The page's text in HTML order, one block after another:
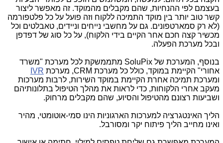
בעצמם לפי ההנחיות, שהם מקבלים מהמוקד. זה מאפשר ליצור
קשר טוב יותר בין מוקד התמיכה ללקוח וזה פועל על כל פלטפורמה
(לא רק סמארטפונים. גם על מחשבי נייחים וניידים, טאבלטים וכל
מכשיר קצה חכם אחר הקיים בידי הלקוח), על כל סוג של דפדפן
ובכל מערכת הפעלה.
בנוסף, המערכת של SoluPix מתממשקת לכל מערכת "משרד
אחורי" הקיימת במוקד, כולל כל מערכת CRM, מערכת IVR
ומערכת תמיכה אחרת הקיימת במוקד השירות, לרבות מערכות
מעקב אחרי הלקוחות, כדי לראות את מהלך הטיפול בתלונותיהם
ושביעות רצונם מהטיפול והסיוע, שהם מקבלים מרחוק.
הליך האינטגרציה למערכות הארגוניות הינו סמי-אוטומטי, מהיר
ואינו מחייב הליך פיתוח יקר ומסורבל.